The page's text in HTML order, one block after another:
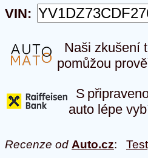
VIN:
Naši zkušení
pomůžou
S
auto lépe
Recenze od Auto.cz: